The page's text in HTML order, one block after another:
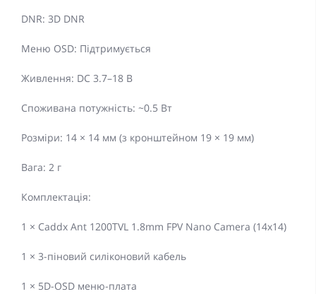
DNR: 3D DNR
Меню OSD: Підтримується
Живлення: DC 3.7–18 В
Споживана потужність: ~0.5 Вт
Розміри: 14 × 14 мм (з кронштейном 19 × 19 мм)
Вага: 2 г
Комплектація:
1 × Caddx Ant 1200TVL 1.8mm FPV Nano Camera (14x14)
1 × 3-піновий силіконовий кабель
1 × 5D-OSD меню-плата